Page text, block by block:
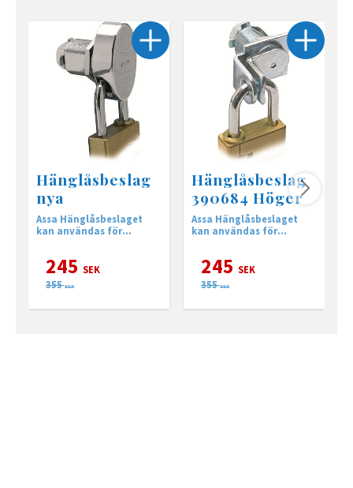
Hänglåsbeslag
nya
Assa Hänglåsbeslaget
kan användas för
245 SEK
355 SEK
Hänglåsbeslag
390684 Höger
Assa Hänglåsbeslaget
kan användas för
245 SEK
355 SEK